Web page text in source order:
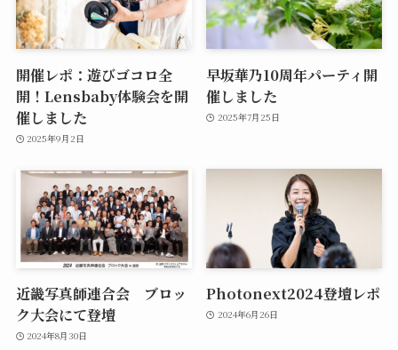
開催レポ：遊びゴコロ全
開！Lensbaby体験会を開
催しました
2025年9月2日
早坂華乃10周年パーティ開
催しました
2025年7月25日
近畿写真師連合会 ブロッ
ク大会にて登壇
2024年8月30日
Photonext2024登壇レポ
2024年6月26日